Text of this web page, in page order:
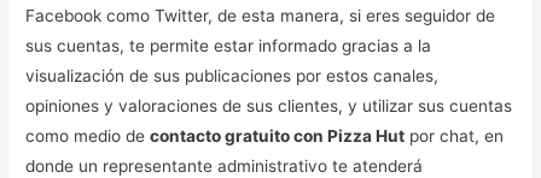
Facebook como Twitter, de esta manera, si eres seguidor de
sus cuentas, te permite estar informado gracias a la
visualización de sus publicaciones por estos canales,
opiniones y valoraciones de sus clientes, y utilizar sus cuentas
como medio decontacto gratuito con Pizza Hut por chat, en
donde un representante administrativo te atenderá